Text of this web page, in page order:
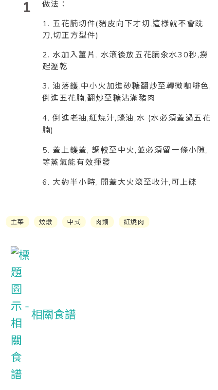
1
做法：
1. 五花腩切件(豬皮向下才切,這樣就不會跣
刀,切正方型件)
2. 水加入薑片, 水滾後放五花腩汆水30秒,撈
起瀝乾
3. 油落鑊,中小火加進砂糖翻炒至轉微咖啡色,
倒進五花腩,翻炒至糖沾滿豬肉
4. 倒進老抽,紅燒汁,蠔油,水 (水必須蓋過五花
腩)
5. 蓋上鑊蓋, 調較至中火,並必須留一條小隙,
等蒸氣能有效揮發
6. 大約半小時, 開蓋大火滾至收汁,可上碟
主菜 炆燉 中式 肉類 紅燒肉
相關食譜